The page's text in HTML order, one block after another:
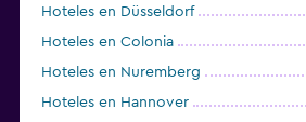
Hoteles en Düsseldorf
Hoteles en Colonia
Hoteles en Nuremberg
Hoteles en Hannover